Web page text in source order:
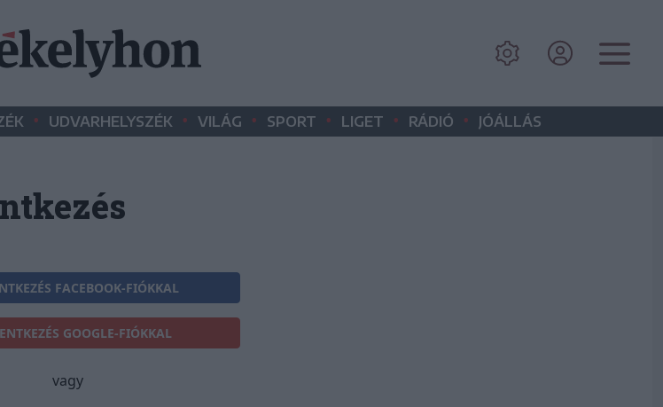
• UDVARHELYSZÉK • VILÁG • SPORT • LIGET • RÁDIÓ • JÓÁLLÁS
FACEBOOK-FIÓKKAL
GOOGLE-FIÓKKAL
vagy